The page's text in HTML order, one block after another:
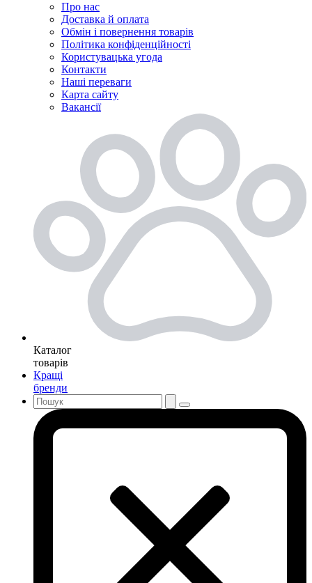
Про нас
Доставка й оплата
Обмін і повернення товарів
Політика конфіденційності
Користувацька угода
Контакти
Наші переваги
Карта сайту
Вакансії
Каталог
товарів
Кращі
бренди